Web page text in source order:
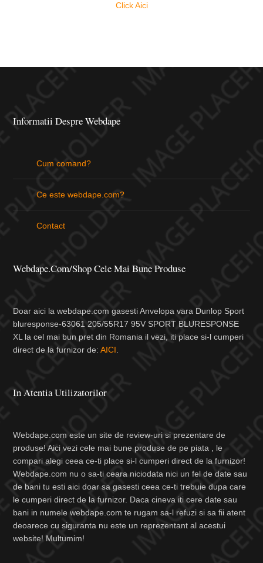
Click Aici
Informatii Despre Webdape
Cum comand?
Ce este webdape.com?
Contact
Webdape.com/Shop Cele Mai Bune Produse
Doar aici la webdape.com gasesti Anvelopa vara Dunlop Sport
bluresponse-63061 205/55R17 95V SPORT BLURESPONSE
XL la cel mai bun pret din Romania il vezi, iti place si-l cumperi
direct de la furnizor de:AICI
In Atentia Utilizatorilor
Webdape.com este un site de review-uri si prezentare de
produse! Aici vezi cele mai bune produse de pe piata , le
compari alegi ceea ce-ti place si-l cumperi direct de la furnizor!
Webdape.com nu o sa-ti ceara niciodata nici un fel de date sau
de bani tu esti aici doar sa gasesti ceea ce-ti trebuie dupa care
le cumperi direct de la furnizor. Daca cineva iti cere date sau
bani in numele webdape.com te rugam sa-l refuzi si sa fii atent
deoarece cu siguranta nu este un reprezentant al acestui
website! Multumim!